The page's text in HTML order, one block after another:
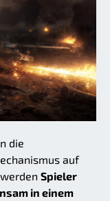
die
auf
Spieler
in einem